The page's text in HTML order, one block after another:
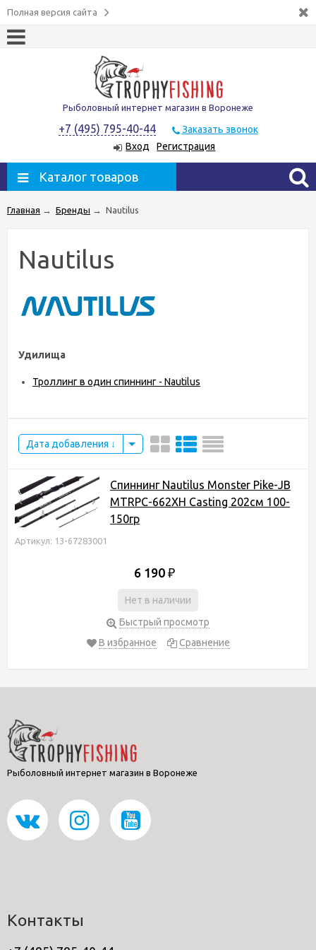
Полная версия сайта
Рыболовный интернет магазин в Воронеже
+7 (495) 795-40-44
Заказать звонок
Вход
Регистрация
Каталог товаров
Главная → Бренды → Nautilus
Nautilus
Удилища
Троллинг в один спиннинг - Nautilus
Дата добавления
Спиннинг Nautilus Monster Pike-JB
MTRPC-662XH Casting 202см 100-
150гр
Артикул: 13-67283001
6 190 ₽
Нет в наличии
Быстрый просмотр
В избранное
Сравнение
Рыболовный интернет магазин в Воронеже
Контакты